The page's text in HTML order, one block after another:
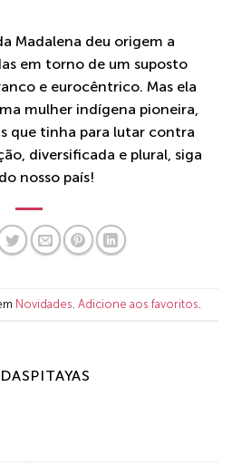
Madalena deu origem a
em torno de um suposto
e eurocêntrico. Mas ela
mulher indígena pioneira,
que tinha para lutar contra
diversificada e plural, siga
nosso país!
Novidades Adicione aos favoritos